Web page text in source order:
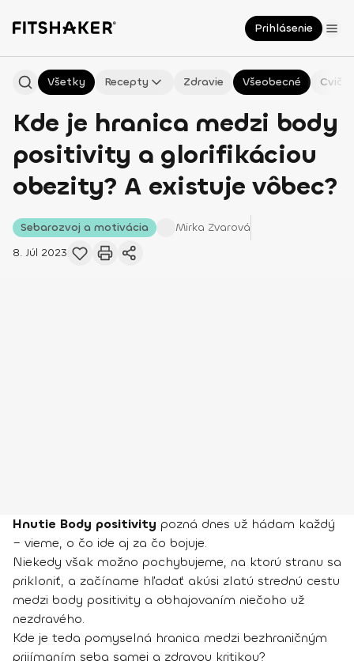
Prihlásenie
Všetky Recepty Zdravie Všeobecné
Kde je hranica medzi body
positivity a glorifikáciou
obezity? A existuje vôbec?
Sebarozvoj a motivácia Mirka Zvarová
8. Júl 2023
Hnutie Body positivity pozná dnes už hádam každý
– vieme, o čo ide aj za čo bojuje.
Niekedy však možno pochybujeme, na ktorú stranu sa
prikloniť, a začíname hľadať akúsi zlatú strednú cestu
medzi body positivity a obhajovaním niečoho už
nezdravého.
Kde je teda pomyselná hranica medzi bezhraničným
prijímaním seba samej a zdravou kritikou?